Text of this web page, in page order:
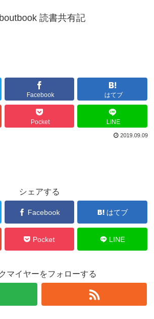
読書共有記
Facebook はてブ
Pocket LINE
2019.09.09
シェアする
Facebook はてブ
Pocket LINE
マイヤーをフォローする